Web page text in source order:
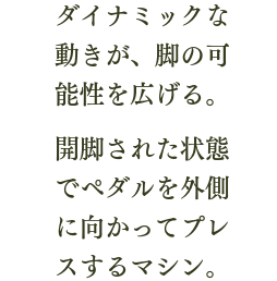
ダイナミックな
動きが、脚の可
能性を広げる。
開脚された状態
でペダルを外側
に向かってプレ
スするマシン。